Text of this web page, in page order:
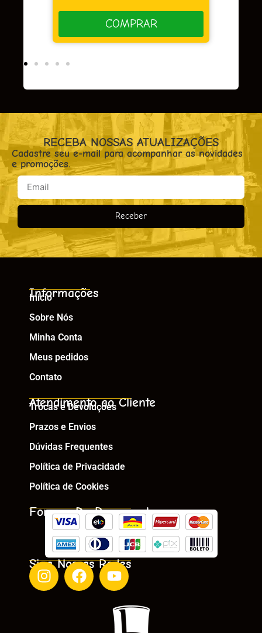
COMPRAR
RECEBA NOSSAS ATUALIZAÇÕES
Cadastre seu e-mail para acompanhar as novidades
e promoções.
Receber
Informações
Início
Sobre Nós
Minha Conta
Meus pedidos
Contato
Atendimento ao Cliente
Trocas e Devoluções
Prazos e Envios
Dúvidas Frequentes
Política de Privacidade
Política de Cookies
Formas De Pagamento
Siga Nossas Redes